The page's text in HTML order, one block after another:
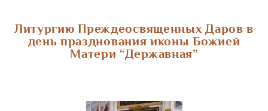
Литургию Преждеосвященных Даров в
день празднования иконы Божией
Матери “Державная”